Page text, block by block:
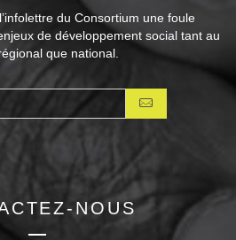
du Consortium une foule
de développement social tant au
que national.
NOUS